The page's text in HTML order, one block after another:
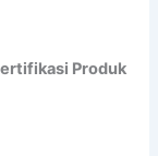
Produk